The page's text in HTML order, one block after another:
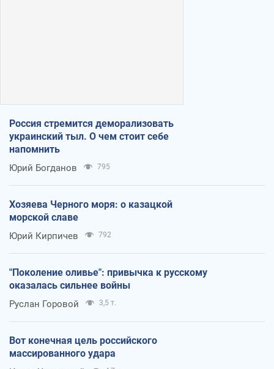
Россия стремится деморализовать
украинский тыл. О чем стоит себе
напомнить
Юрий Богданов 795
Хозяева Черного моря: о казацкой
морской славе
Юрий Кирпичев 792
"Поколение оливье": привычка к русскому
оказалась сильнее войны
Руслан Горовой 3,5 т.
Вот конечная цель российского
массированного удара